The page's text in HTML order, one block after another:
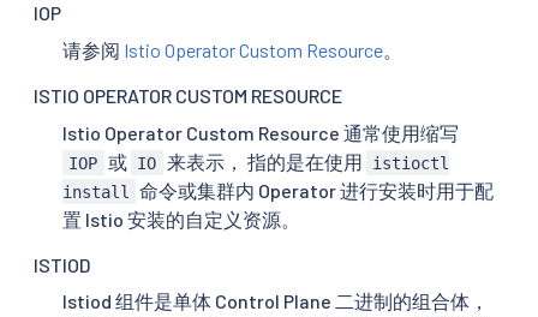
IOP
请参阅 Istio Operator Custom Resource
ISTIO OPERATOR CUSTOM RESOURCE
Istio Operator Custom Resource 通常使用缩写
IOP 或 IO 来表示， 指的是在使用
istioctl
install
命令或集群内 Operator 进行安装时用于配
置 Istio 安装的自定义资源。
ISTIOD
Istiod 组件是单体 Control Plane 二进制的组合体，